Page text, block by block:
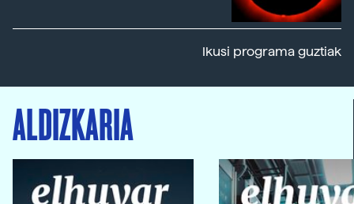
Ikusi programa guztiak
ALDIZKARIA